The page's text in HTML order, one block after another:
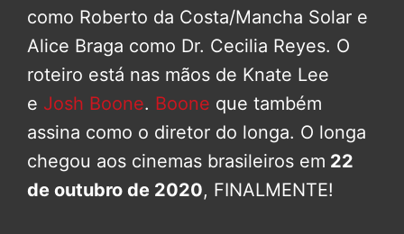
como Roberto da Costa/Mancha Solar e
Alice Braga como Dr. Cecilia Reyes. O
roteiro está nas mãos de Knate Lee
e Josh Boone. Boone que também
assina como o diretor do longa. O longa
chegou aos cinemas brasileiros em 22
de outubro de 2020, FINALMENTE!